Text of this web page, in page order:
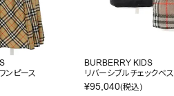
ンピース
BURBERRY KIDS
リバーシブルチェックベ
¥95,040(税込)